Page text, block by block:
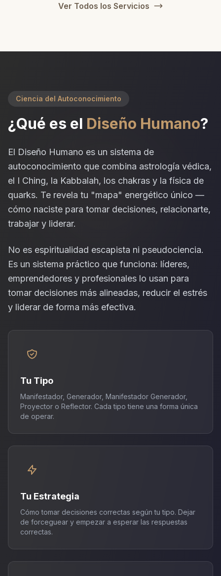
Ver Todos los Servicios
Ciencia del Autoconocimiento
¿Qué es el Diseño Humano?
El Diseño Humano es un sistema de
autoconocimiento que combina astrología védica,
el I Ching, la Kabbalah, los chakras y la física de
quarks. Te revela tu "mapa" energético único —
cómo naciste para tomar decisiones, relacionarte,
trabajar y liderar.
No es espiritualidad escapista ni pseudociencia.
Es un sistema práctico que funciona: líderes,
emprendedores y profesionales lo usan para
tomar decisiones más alineadas, reducir el estrés
y liderar de forma más efectiva.
Tu Tipo
Manifestador, Generador, Manifestador Generador,
Proyector o Reflector. Cada tipo tiene una forma única
de operar.
Tu Estrategia
Cómo tomar decisiones correctas según tu tipo. Dejar
de forceguear y empezar a esperar las respuestas
correctas.